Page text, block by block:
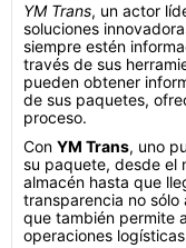
YM Trans, un actor
soluciones
siempre estén
través de sus
pueden obtener
de sus paquetes,
proceso.
Con YM Trans, uno
su paquete, desde el
almacén hasta que
transparencia no
que también permite
operaciones